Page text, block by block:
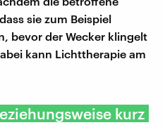
sie zum Beispiel
bevor der Wecker klingelt
kann Lichttherapie am
kurz